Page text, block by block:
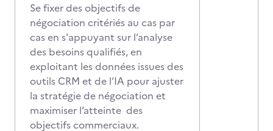
Se fixer des objectifs de
négociation critériés au cas par
cas en s'appuyant sur l’analyse
des besoins qualifiés, en
exploitant les données issues des
outils CRM et de l’IA pour ajuster
la stratégie de négociation et
maximiser l’atteinte des
objectifs commerciaux.